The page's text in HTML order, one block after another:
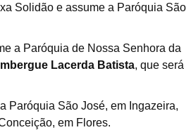
Solidão e assume a Paróquia São
a Paróquia de Nossa Senhora da
Lacerda Batista, que será
Paróquia São José, em Ingazeira,
em Flores.